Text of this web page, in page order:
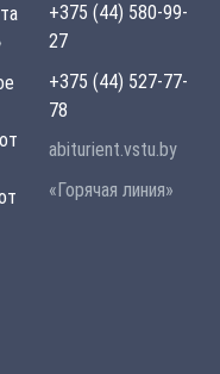
+375 (44) 580-99-
27
+375 (44) 527-77-
78
abiturient.vstu.by
«Горячая линия»